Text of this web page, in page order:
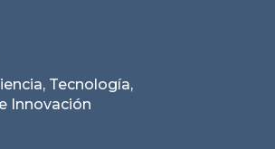
Tecnología,
Innovación